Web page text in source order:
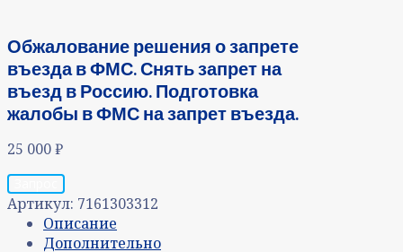
Обжалование решения о запрете
въезда в ФМС. Снять запрет на
въезд в Россию. Подготовка
жалобы в ФМС на запрет въезда.
25 000₽
Артикул: 7161303312
Описание
Дополнительно